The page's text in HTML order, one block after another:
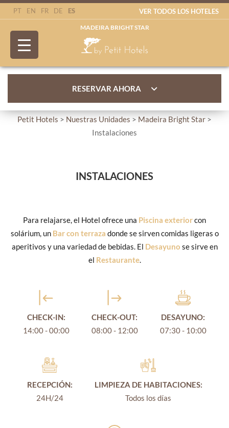
PT EN FR DE ES VER TODOS LOS HOTELES
MADEIRA BRIGHT STAR
RESERVAR AHORA
Petit Hotels > Nuestras Unidades > Madeira Bright Star >
Instalaciones
INSTALACIONES
Para relajarse, el Hotel ofrece una Piscina exteriorcon
solárium, un Bar con terraza donde se sirven comidas ligeras o
aperitivos y una variedad de bebidas. El Desayuno se sirve en
el Restaurante.
CHECK-IN:
14:00 - 00:00
CHECK-OUT:
08:00 - 12:00
DESAYUNO:
07:30 - 10:00
RECEPCIÓN:
24H/24
LIMPIEZA DE HABITACIONES:
Todos los días